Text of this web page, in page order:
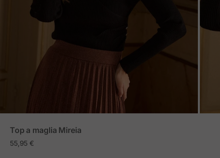
Top a maglia Mireia
Prezzo in offerta
55,95 €